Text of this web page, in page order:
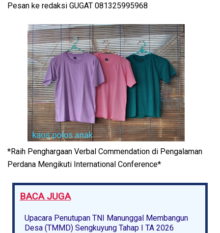
Pesan ke redaksi GUGAT 081325995968
*Raih Penghargaan Verbal Commendation di Pengalaman
Perdana Mengikuti International Conference*
BACA JUGA
Upacara Penutupan TNI Manunggal Membangun
Desa (TMMD) Sengkuyung Tahap I TA 2026